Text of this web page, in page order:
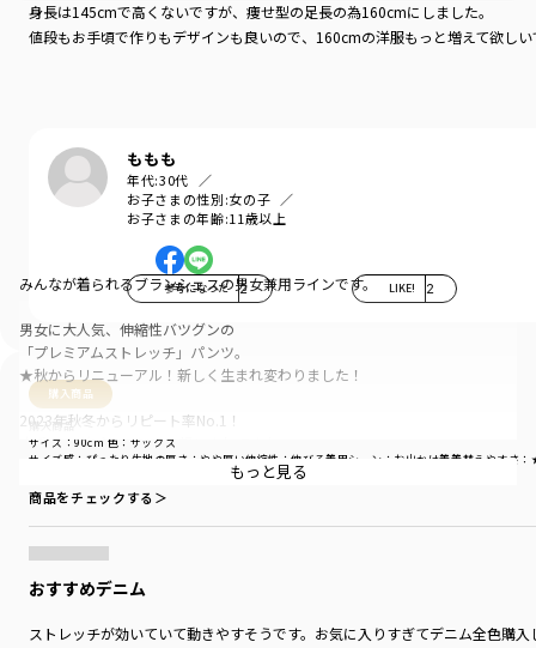
身長は145cmで高くないですが、痩せ型の足長の為160cmにしました。
値段もお手頃で作りもデザインも良いので、160cmの洋服もっと増えて欲しい
ももも
年代:30代
お子さまの性別:女の子
お子さまの年齢:11歳以上
参考になった 2 LIKE! 2
購入商品
購入商品
サイズ感 ：ぴったり 生地の厚さ ：やや厚い伸縮性 ：伸びる着用シーン ：お出かけ着着替えやすさ
サイズ：90cm 色：サックス
商品をチェックする＞
おすすめデニム
ストレッチが効いていて動きやすそうです。お気に入りすぎてデニム全色購入
みんなが着られるブランシェスの男女兼用ラインです。
男女に大人気、伸縮性バツグンの
「プレミアムストレッチ」パンツ。
★秋からリニューアル！新しく生まれ変わりました！
2023年秋冬からリピート率No.1！
定番ロングパンツとして親しまれてきた
「プレミアムストレッチ」、
スキニーパンツよりもやや太めのシルエットで
ありながら、身体に程よくフィットするデザインに♪
対象年齢のお子様、数名にご協力いただき、
なんども修正を重ねシルエットをアップデート！
■ポイント
もっと見る